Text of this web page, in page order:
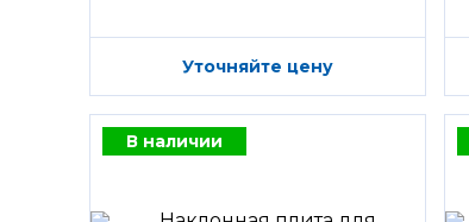
Уточняйте цену
В наличии